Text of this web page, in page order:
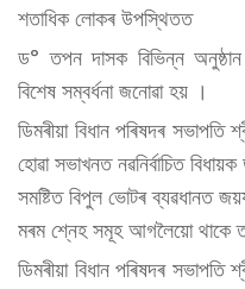
শতাধিক লোকৰ উপস্থিতত
ড° তপন দাসক বিভিন্ন
বিশেষ সম্বৰ্ধনা জনোৱা হয় ।
ডিমৰীয়া বিধান পৰিষদৰ
হোৱা সভাখনত নৱনিৰ্বাচিত
সমষ্টিত বিপুল ভোটৰ ব্যৱধানত
মৰম শ্নেহ সমূহ আগলৈয়ো থাকে
ডিমৰীয়া বিধান পৰিষদৰ